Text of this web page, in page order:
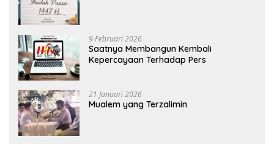
9 Februari 2026
Saatnya Membangun Kembali
Kepercayaan Terhadap Pers
21 Januari 2026
Mualem yang Terzalimin